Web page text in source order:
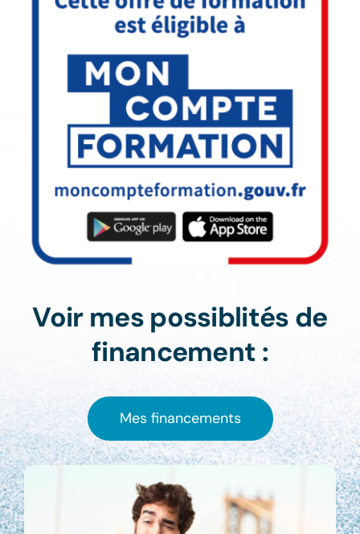
Voir mes possiblités de
financement :
Mes financements